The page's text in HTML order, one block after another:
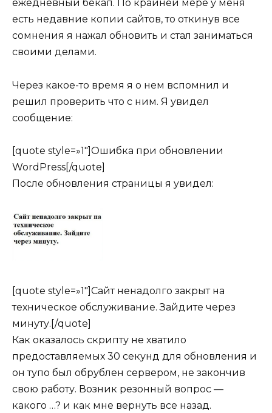
ежедневный бекап. По крайней мере у меня
есть недавние копии сайтов, то откинув все
сомнения я нажал обновить и стал заниматься
своими делами.
Через какое-то время я о нем вспомнил и
решил проверить что с ним. Я увидел
сообщение:
[quote style=»1″]Ошибка при обновлении
WordPress[/quote]
После обновления страницы я увидел:
[quote style=»1″]Сайт ненадолго закрыт на
техническое обслуживание. Зайдите через
минуту.[/quote]
Как оказалось скрипту не хватило
предоставляемых 30 секунд для обновления и
он тупо был обрублен сервером, не закончив
свою работу. Возник резонный вопрос —
какого …? и как мне вернуть все назад.